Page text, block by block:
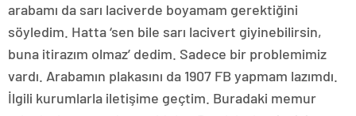
arabamı da sarı laciverde boyamam gerektiğini
söyledim. Hatta ‘sen bile sarı lacivert giyinebilirsin,
buna itirazım olmaz’ dedim. Sadece bir problemimiz
vardı. Arabamın plakasını da 1907 FB yapmam lazımdı.
İlgili kurumlarla iletişime geçtim. Buradaki memur